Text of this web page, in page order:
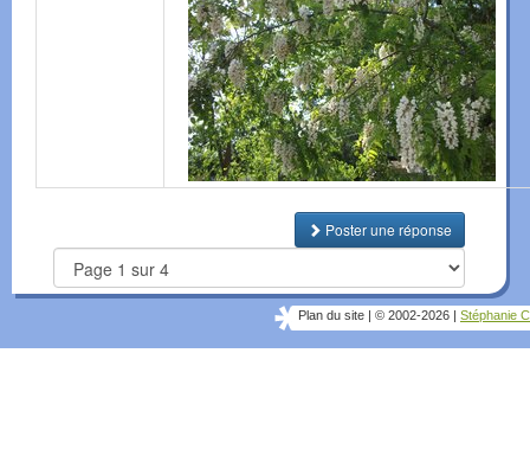
Poster une réponse
Plan du site © 2002-2026 Stéphanie C